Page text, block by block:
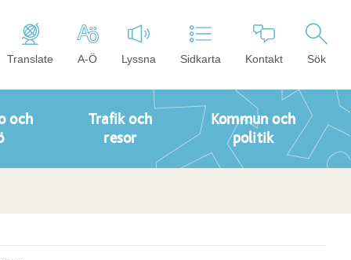
Translate A-Ö Lyssna Sidkarta Kontakt Sök
och
Trafik och
resor
Kommun och
politik